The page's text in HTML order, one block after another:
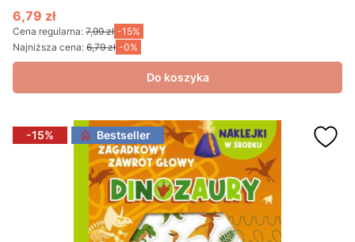
Cena promocyjna
6,79 zł
Cena regularna: 7,99 zł -15%
Najniższa cena: 6,79 zł -0%
Do koszyka
-15% Bestseller